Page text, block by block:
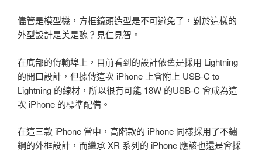
儘管是模型機，方框鏡頭造型是不可避免了，對於這樣的
外型設計是美是醜？見仁見智。
在底部的傳輸埠上，目前看到的設計依舊是採用 Lightning
的開口設計，但據傳這次 iPhone 上會附上 USB-C to
Lightning 的線材，所以很有可能 18W 的USB-C 會成為這
次 iPhone 的標準配備。
在這三款 iPhone 當中，高階款的 iPhone 同樣採用了不鏽
鋼的外框設計，而繼承 XR 系列的 iPhone 應該也還是會採